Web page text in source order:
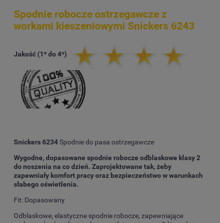
Spodnie robocze ostrzegawcze z
workami kieszeniowymi Snickers 6243
Jakość (1* do 4*)
Snickers 6234Spodnie do pasa ostrzegawcze
Wygodne, dopasowane spodnie robocze odblaskowe klasy 2
do noszenia na co dzień. Zaprojektowane tak, żeby
zapewniały komfort pracy oraz bezpieczeństwo w warunkach
słabego oświetlenia.
Fit: Dopasowany
Odblaskowe, elastyczne spodnie robocze, zapewniające